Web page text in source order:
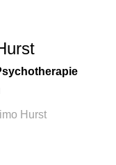
Hurst